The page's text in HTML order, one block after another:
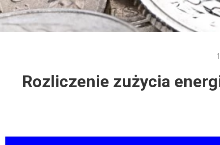
Dzień Działkowca 2012
Rozliczenie zużycia